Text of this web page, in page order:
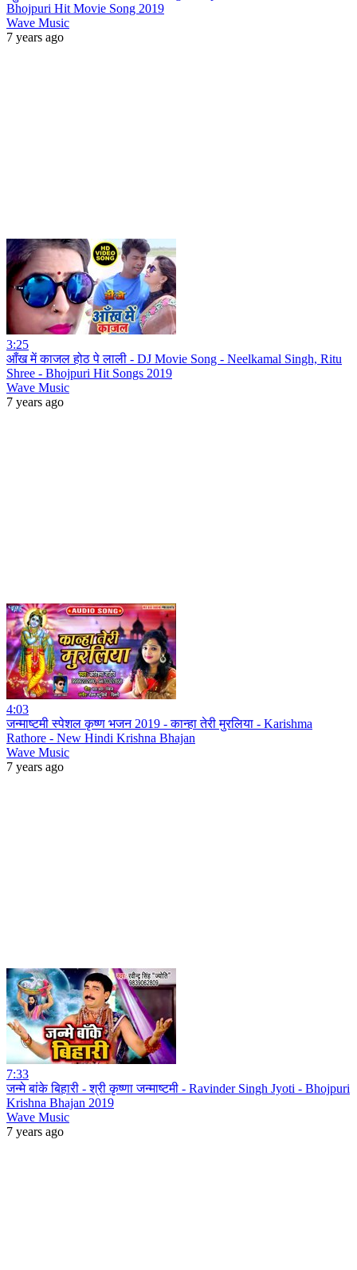
Bhojpuri Hit Movie Song 2019
Wave Music
7 years ago
3:25
आँख में काजल होठ पे लाली - DJ Movie Song - Neelkamal Singh, Ritu
Shree - Bhojpuri Hit Songs 2019
Wave Music
7 years ago
4:03
जन्माष्टमी स्पेशल कृष्ण भजन 2019 - कान्हा तेरी मुरलिया - Karishma
Rathore - New Hindi Krishna Bhajan
Wave Music
7 years ago
7:33
जन्मे बांके बिहारी - श्री कृष्णा जन्माष्टमी - Ravinder Singh Jyoti - Bhojpuri
Krishna Bhajan 2019
Wave Music
7 years ago